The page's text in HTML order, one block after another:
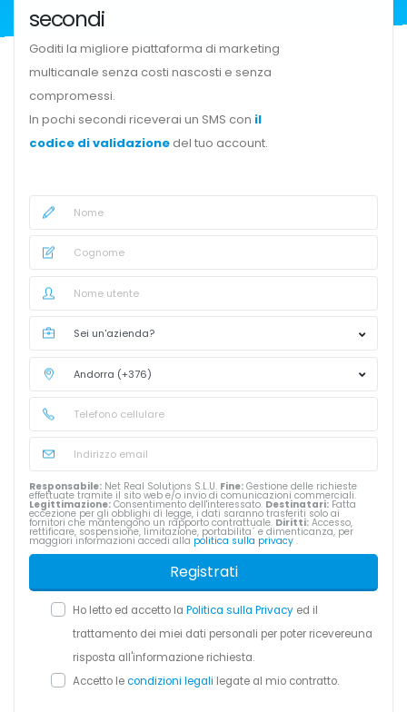
secondi
Goditi la migliore piattaforma di marketing
multicanale senza costi nascosti e senza
compromessi.
In pochi secondi riceverai un SMS con il
codice di validazione del tuo account.
Responsabile: Net Real Solutions S.L.U. Fine: Gestione delle richieste
effettuate tramite il sito web e/o invio di comunicazioni commerciali.
Legittimazione: Consentimento dell'interessato. Destinatari: Fatta
eccezione per gli obblighi di legge, i dati saranno trasferiti solo ai
fornitori che mantengono un rapporto contrattuale. Diritti: Accesso,
rettificare, sospensione, limitazione, portabilita´ e dimenticanza, per
maggiori informazioni accedi alla politica sulla privacy .
Registrati
Ho letto ed accetto la Politica sulla Privacy ed il
trattamento dei miei dati personali per poter ricevereuna
risposta all'informazione richiesta.
Accetto lecondizioni legali legate al mio contratto.